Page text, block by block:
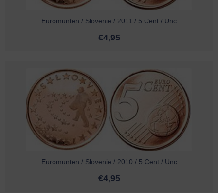
Euromunten / Slovenie / 2011 / 5 Cent / Unc
€4,95
Euromunten / Slovenie / 2010 / 5 Cent / Unc
€4,95